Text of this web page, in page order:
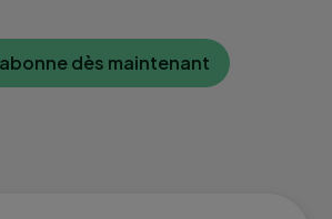
dès maintenant